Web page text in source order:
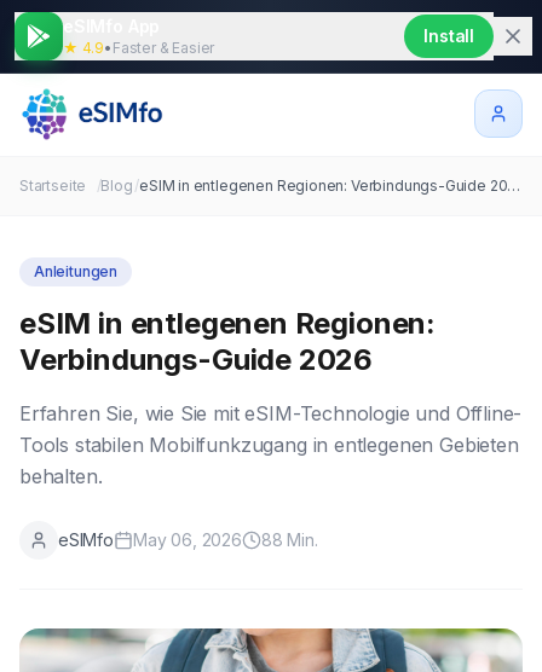
★ 4.9• Faster & Easier
Install
Startseite /Blog / eSIM in entlegenen Regionen: Verbindungs-Guide 2026
Anleitungen
eSIM in entlegenen Regionen:
Verbindungs-Guide 2026
Erfahren Sie, wie Sie mit eSIM-Technologie und Offline-
Tools stabilen Mobilfunkzugang in entlegenen Gebieten
behalten.
eSIMfo May 06, 2026 88 Min.